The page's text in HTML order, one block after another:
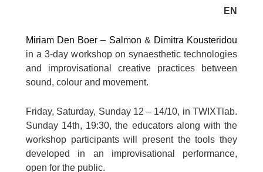
EN
Miriam Den Boer – Salmon & Dimitra Kousteridou
in a 3-day workshop on synaesthetic technologies
and improvisational creative practices between
sound, colour and movement.
Friday, Saturday, Sunday 12 – 14/10, in TWIXTlab.
Sunday 14th, 19:30, the educators along with the
workshop participants will present the tools they
developed in an improvisational performance,
open for the public.